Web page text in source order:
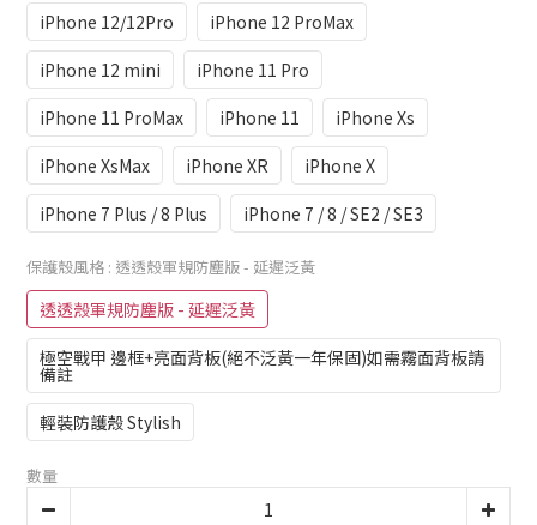
iPhone 12/12Pro
iPhone 12 ProMax
iPhone 12 mini
iPhone 11 Pro
iPhone 11 ProMax
iPhone 11
iPhone Xs
iPhone XsMax
iPhone XR
iPhone X
iPhone 7 Plus / 8 Plus
iPhone 7 / 8 / SE2 / SE3
保護殼風格 : 透透殼軍規防塵版 - 延遲泛黃
透透殼軍規防塵版 - 延遲泛黃
極空戰甲 邊框+亮面背板(絕不泛黃一年保固)如需霧面背板請
備註
輕裝防護殼 Stylish
數量